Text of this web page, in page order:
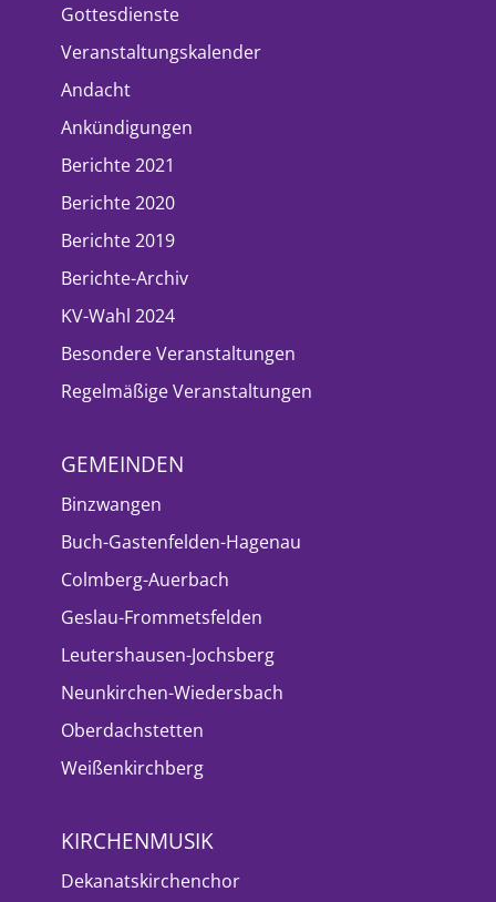
Gottesdienste
Veranstaltungskalender
Andacht
Ankündigungen
Berichte 2021
Berichte 2020
Berichte 2019
Berichte-Archiv
KV-Wahl 2024
Besondere Veranstaltungen
Regelmäßige Veranstaltungen
GEMEINDEN
Binzwangen
Buch-Gastenfelden-Hagenau
Colmberg-Auerbach
Geslau-Frommetsfelden
Leutershausen-Jochsberg
Neunkirchen-Wiedersbach
Oberdachstetten
Weißenkirchberg
KIRCHENMUSIK
Dekanatskirchenchor